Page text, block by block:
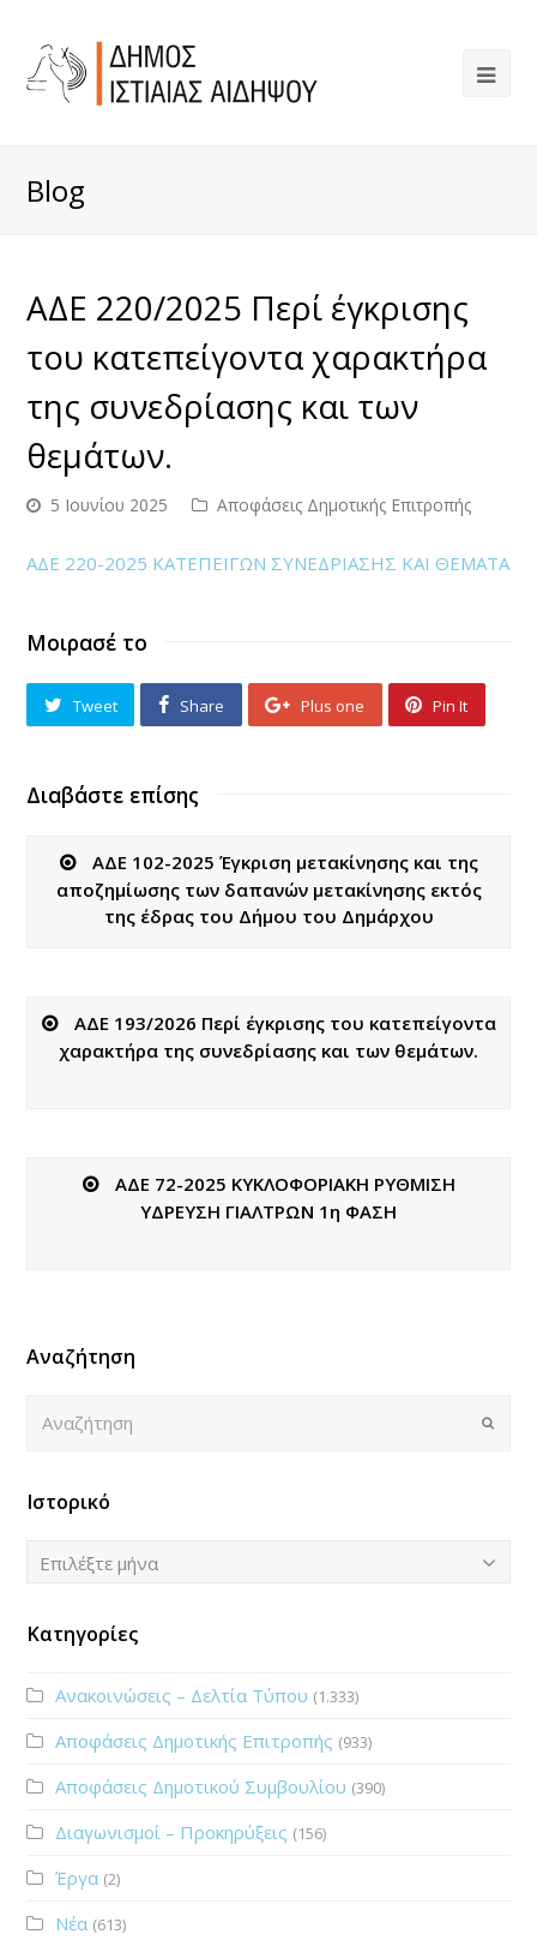
Blog
ΑΔΕ 220/2025 Περί έγκρισης
του κατεπείγοντα χαρακτήρα
της συνεδρίασης και των
θεμάτων.
5 Ιουνίου 2025 Αποφάσεις Δημοτικής Επιτροπής
ΑΔΕ 220-2025 ΚΑΤΕΠΕΙΓΩΝ ΣΥΝΕΔΡΙΑΣΗΣ ΚΑΙ ΘΕΜΑΤΑ
Μοιρασέ το
Tweet Share Plus one Pin It
Διαβάστε επίσης
ΑΔΕ 102-2025 Έγκριση μετακίνησης και της
αποζημίωσης των δαπανών μετακίνησης εκτός
της έδρας του Δήμου του Δημάρχου
ΑΔΕ 193/2026 Περί έγκρισης του κατεπείγοντα
χαρακτήρα της συνεδρίασης και των θεμάτων.
ΑΔΕ 72-2025 ΚΥΚΛΟΦΟΡΙΑΚΗ ΡΥΘΜΙΣΗ
ΥΔΡΕΥΣΗ ΓΙΑΛΤΡΩΝ 1η ΦΑΣΗ
Αναζήτηση
Submit
Ιστορικό
Ιστορικό
Επιλέξτε μήνα
Κατηγορίες
Ανακοινώσεις – Δελτία Τύπου (1.333)
Αποφάσεις Δημοτικής Επιτροπής (933)
Αποφάσεις Δημοτικού Συμβουλίου (390)
Διαγωνισμοί – Προκηρύξεις (156)
Έργα (2)
Νέα (613)